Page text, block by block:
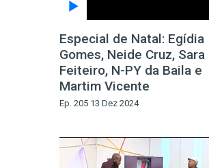
Especial de Natal: Egídia
Gomes, Neide Cruz, Sara
Feiteiro, N-PY da Baila e
Martim Vicente
Ep. 205 13 Dez 2024